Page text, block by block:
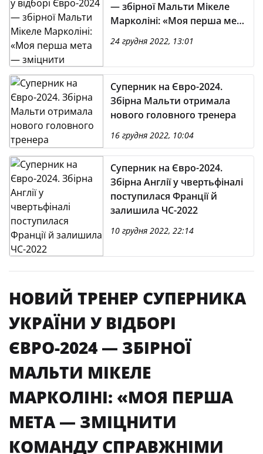
— збірної Мальти Мікеле
Марколіні: «Моя перша мета
— зміцнити команду
справжніми цінностями»
24 грудня 2022, 13:01
Суперник на Євро-2024.
Збірна Мальти отримала
нового головного тренера
16 грудня 2022, 10:04
Суперник на Євро-2024.
Збірна Англії у чвертьфіналі
поступилася Франції й
залишила ЧС-2022
10 грудня 2022, 22:14
НОВИЙ ТРЕНЕР СУПЕРНИКА
УКРАЇНИ У ВІДБОРІ
ЄВРО-2024 — ЗБІРНОЇ
МАЛЬТИ МІКЕЛЕ
МАРКОЛІНІ: «МОЯ ПЕРША
МЕТА — ЗМІЦНИТИ
КОМАНДУ СПРАВЖНІМИ